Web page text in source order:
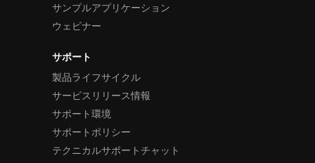
サンプルアプリケーション
ウェビナー
サポート
製品ライフサイクル
サービスリリース情報
サポート環境
サポートポリシー
テクニカルサポートチャット